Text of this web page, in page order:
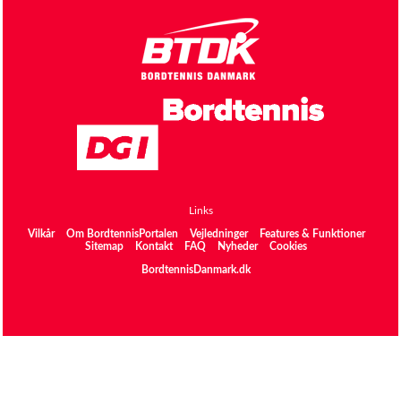
Links
Vilkår Om BordtennisPortalen Vejledninger
Features & Funktioner
Sitemap
Kontakt FAQ Nyheder Cookies
BordtennisDanmark.dk